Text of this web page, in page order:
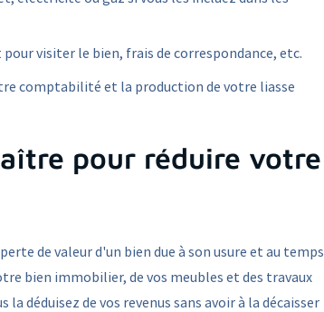
visiter le bien, frais de correspondance, etc.
comptabilité et la production de votre liasse
pour réduire votre
de valeur d'un bien due à son usure et au temps
bien immobilier, de vos meubles et des travaux
la déduisez de vos revenus sans avoir à la décaisser